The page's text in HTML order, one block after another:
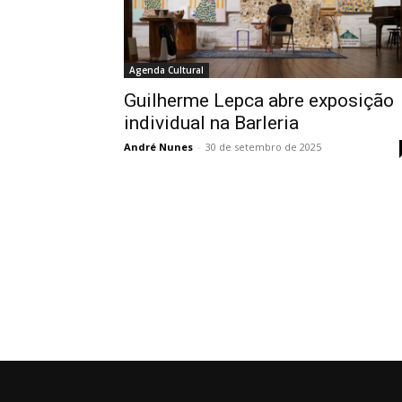
Agenda Cultural
Guilherme Lepca abre exposição
individual na Barleria
André Nunes - 30 de setembro de 2025